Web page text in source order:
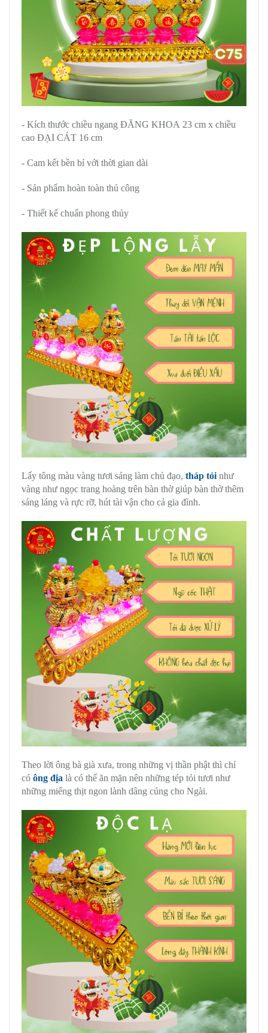
- Kích thước chiều ngang ĐĂNG KHOA 23 cm x chiều
cao ĐẠI CÁT 16 cm
- Cam kết bền bỉ với thời gian dài
- Sản phẩm hoàn toàn thủ công
- Thiết kế chuẩn phong thủy
Lấy tông màu vàng tươi sáng làm chủ đạo, tháp tỏi như
vàng như ngọc trang hoàng trên bàn thờ giúp bàn thờ thêm
sáng láng và rực rỡ, hút tài vận cho cả gia đình.
Theo lời ông bà già xưa, trong những vị thần phật thì chỉ
có ông địa là có thể ăn mặn nên những tép tỏi tươi như
những miếng thịt ngon lành dâng cúng cho Ngài.